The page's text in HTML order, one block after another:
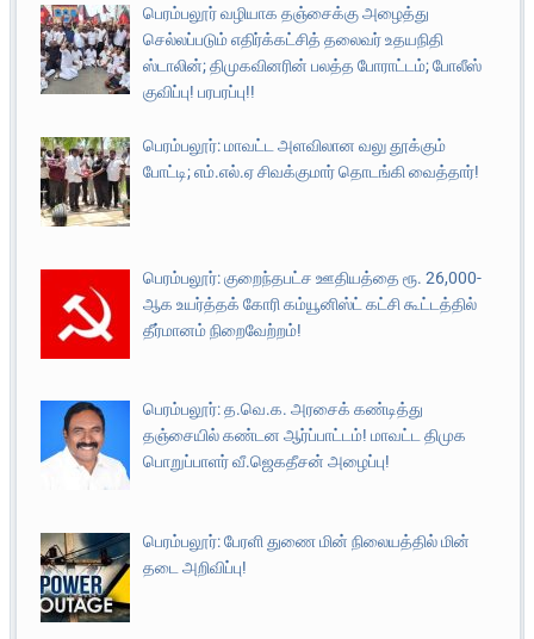
பெரம்பலூர் வழியாக தஞ்சைக்கு அழைத்து
செல்லப்படும் எதிர்க்கட்சித் தலைவர் உதயநிதி
ஸ்டாலின்; திமுகவினரின் பலத்த போராட்டம்; போலீஸ்
குவிப்பு! பரபரப்பு!!
பெரம்பலூர்: மாவட்ட அளவிலான வலு தூக்கும்
போட்டி; எம்.எல்.ஏ சிவக்குமார் தொடங்கி வைத்தார்!
பெரம்பலூர்: குறைந்தபட்ச ஊதியத்தை ரூ. 26,000-
ஆக உயர்த்தக் கோரி கம்யூனிஸ்ட் கட்சி கூட்டத்தில்
தீர்மானம் நிறைவேற்றம்!
பெரம்பலூர்: த.வெ.க. அரசைக் கண்டித்து
தஞ்சையில் கண்டன ஆர்ப்பாட்டம்! மாவட்ட திமுக
பொறுப்பாளர் வீ.ஜெகதீசன் அழைப்பு!
பெரம்பலூர்: பேரளி துணை மின் நிலையத்தில் மின்
தடை அறிவிப்பு!